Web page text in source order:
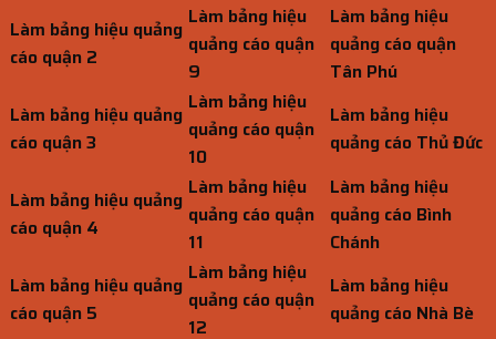
Làm bảng hiệu quảng
cáo quận 2
Làm bảng hiệu
quảng cáo quận
9
Làm bảng hiệu
quảng cáo quận
Tân Phú
Làm bảng hiệu quảng
cáo quận 3
Làm bảng hiệu
quảng cáo quận
10
Làm bảng hiệu
quảng cáo Thủ Đức
Làm bảng hiệu quảng
cáo quận 4
Làm bảng hiệu
quảng cáo quận
11
Làm bảng hiệu
quảng cáo Bình
Chánh
Làm bảng hiệu quảng
cáo quận 5
Làm bảng hiệu
quảng cáo quận
12
Làm bảng hiệu
quảng cáo Nhà Bè